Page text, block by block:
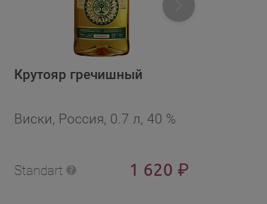
Крутояр гречишный
Виски, Россия, 0.7 л, 40 %
Standart 1 620 ₽